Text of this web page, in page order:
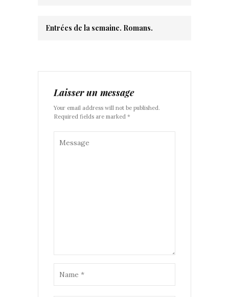
Entrées de la semaine. Romans.
Laisser un message
Your email address will not be published.
Required fields are marked *